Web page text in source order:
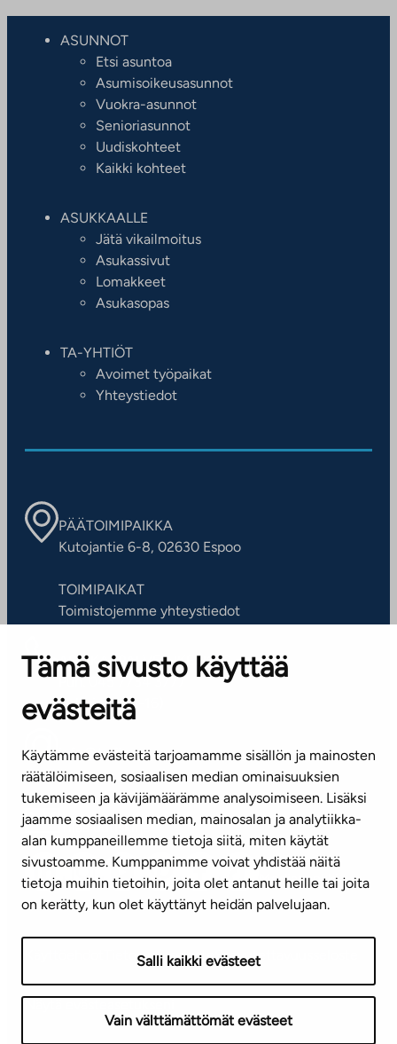
Tämä sivusto käyttää
evästeitä
Käytämme evästeitä tarjoamamme sisällön ja mainosten
räätälöimiseen, sosiaalisen median ominaisuuksien
tukemiseen ja kävijämäärämme analysoimiseen. Lisäksi
jaamme sosiaalisen median, mainosalan ja analytiikka-
alan kumppaneillemme tietoja siitä, miten käytät
sivustoamme. Kumppanimme voivat yhdistää näitä
tietoja muihin tietoihin, joita olet antanut heille tai joita
on kerätty, kun olet käyttänyt heidän palvelujaan.
Salli kaikki evästeet
Vain välttämättömät evästeet
ASUNNOT
Etsi asuntoa
Asumisoikeusasunnot
Vuokra-asunnot
Senioriasunnot
Uudiskohteet
Kaikki kohteet
ASUKKAALLE
Jätä vikailmoitus
Asukassivut
Lomakkeet
Asukasopas
TA-YHTIÖT
Avoimet työpaikat
Yhteystiedot
PÄÄTOIMIPAIKKA
Kutojantie 6-8, 02630 Espoo
TOIMIPAIKAT
Toimistojemme yhteystiedot
ASIAKASPALVELUKESKUS
Puh. 045 7734 3777
(arkisin klo 8-16)
info@ta.fi
Tilaa uutiskirje
Mediapankki
TietosuojaselosteSaavutettavuusseloste